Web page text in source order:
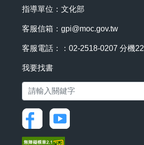
指導單位：文化部
客服信箱： gpi@moc.gov.tw
客服電話：：02-2518-0207 分機22
我要找書